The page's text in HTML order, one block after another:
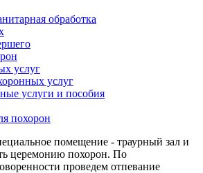
обработка
услуг
услуг
услуги и пособия
помещение - траурный зал и
церемонию похорон. По
проведем отпевание